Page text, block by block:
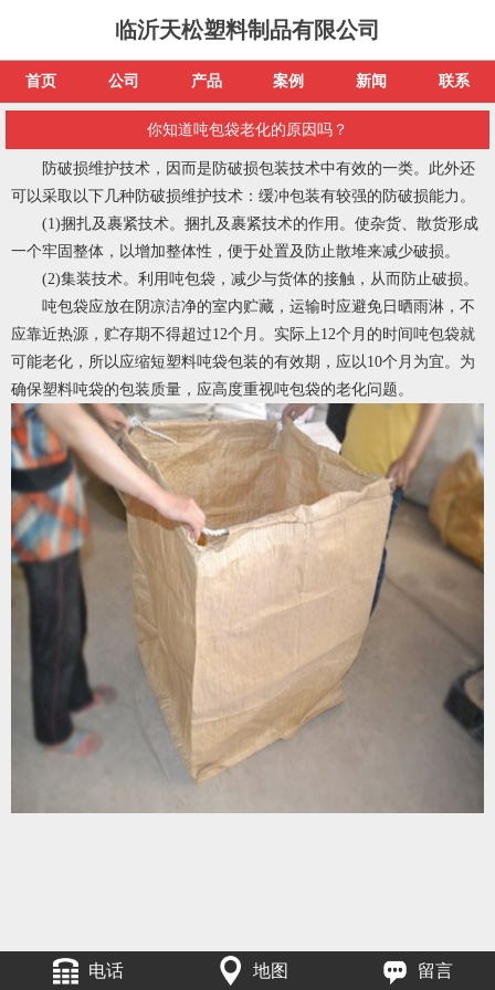
临沂天松塑料制品有限公司
首页 公司 产品 案例 新闻 联系
你知道吨包袋老化的原因吗？
防破损维护技术，因而是防破损包装技术中有效的一类。此外还
可以采取以下几种防破损维护技术：缓冲包装有较强的防破损能力。
(1)捆扎及裹紧技术。捆扎及裹紧技术的作用。使杂货、散货形成
一个牢固整体，以增加整体性，便于处置及防止散堆来减少破损。
(2)集装技术。利用吨包袋，减少与货体的接触，从而防止破损。
吨包袋应放在阴凉洁净的室内贮藏，运输时应避免日晒雨淋，不
应靠近热源，贮存期不得超过12个月。实际上12个月的时间吨包袋就
可能老化，所以应缩短塑料吨袋包装的有效期，应以10个月为宜。为
确保塑料吨袋的包装质量，应高度重视吨包袋的老化问题。
电话 地图 留言